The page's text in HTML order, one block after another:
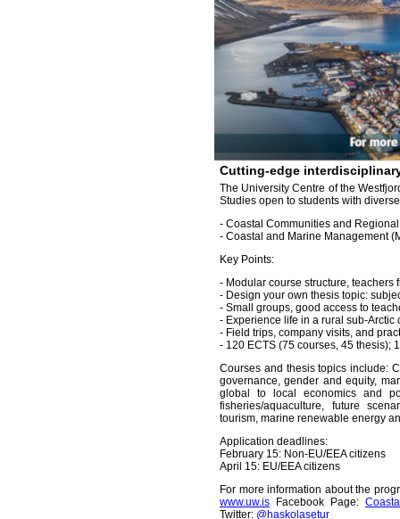
Cutting-edge
The University Centre of the
Studies open to students with
- Coastal Communities and
- Coastal and Marine Management
Key Points:
- Modular course structure, teachers
- Design your own thesis topic:
- Small groups, good access to
- Experience life in a rural sub-Arctic
- Field trips, company visits, and
- 120 ECTS (75 courses, 45 thesis);
Courses and thesis topics include:
governance, gender and equity,
global to local economics and
fisheries/aquaculture, future
tourism, marine renewable energy
Application deadlines:
February 15: Non-EU/EEA citizens
April 15: EU/EEA citizens
For more information about the
www.uw.is Facebook Page:
Twitter: @haskolasetur